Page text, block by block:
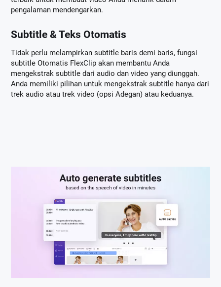
pengalaman mendengarkan.
Subtitle & Teks Otomatis
Tidak perlu melampirkan subtitle baris demi baris, fungsi
subtitle Otomatis FlexClip akan membantu Anda
mengekstrak subtitle dari audio dan video yang diunggah.
Anda memiliki pilihan untuk mengekstrak subtitle hanya dari
trek audio atau trek video (opsi Adegan) atau keduanya.